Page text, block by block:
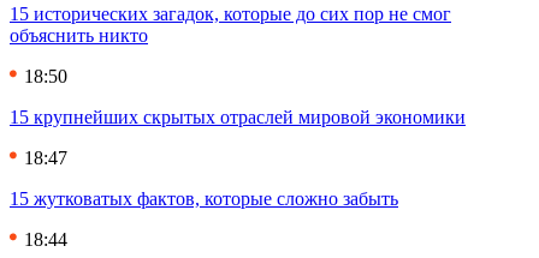
15 исторических загадок, которые до сих пор не смог
объяснить никто
18:50
15 крупнейших скрытых отраслей мировой экономики
18:47
15 жутковатых фактов, которые сложно забыть
18:44